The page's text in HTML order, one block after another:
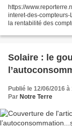
https://
interet-des-compteurs-
la rentabilité des
Solaire : le
Publié le 12/06/2016 à
Par Notre Terre